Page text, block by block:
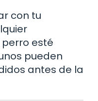
con tu
esté
pueden
antes de la